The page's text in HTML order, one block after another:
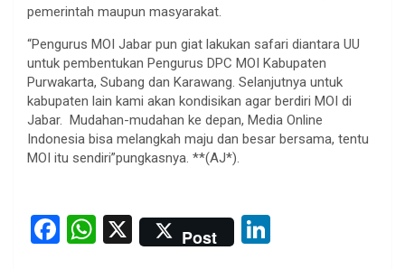
pemerintah maupun masyarakat.
“Pengurus MOI Jabar pun giat lakukan safari diantara UU
untuk pembentukan Pengurus DPC MOI Kabupaten
Purwakarta, Subang dan Karawang. Selanjutnya untuk
kabupaten lain kami akan kondisikan agar berdiri MOI di
Jabar. Mudahan-mudahan ke depan, Media Online
Indonesia bisa melangkah maju dan besar bersama, tentu
MOI itu sendiri”pungkasnya. **(AJ*).
F
W X Post